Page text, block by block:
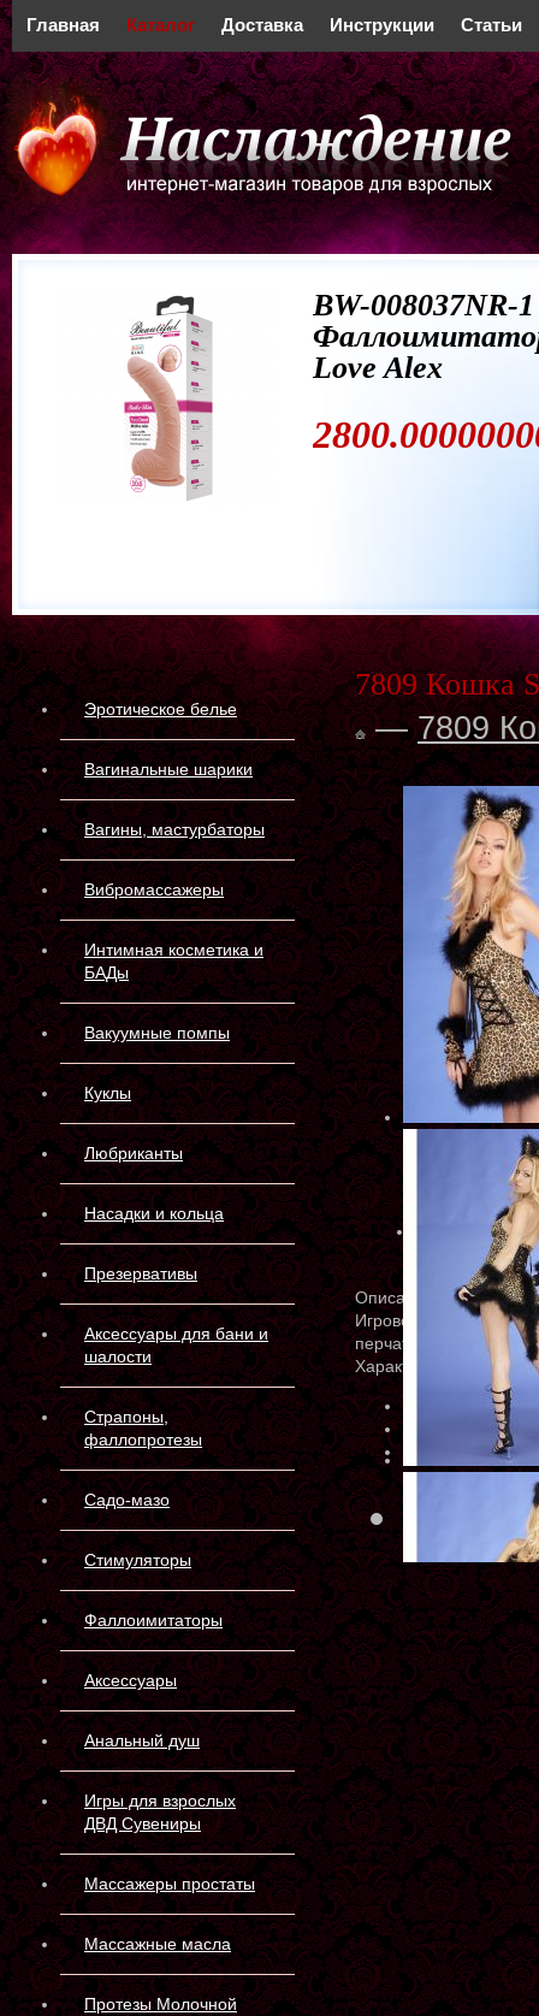
Главная Каталог Доставка Инструкции Статьи
BW-008037NR-1
Love Alex
Эротическое белье
Вагинальные шарики
Вагины, мастурбаторы
Вибромассажеры
Интимная косметика и
БАДы
Вакуумные помпы
Куклы
Любриканты
Насадки и кольца
Презервативы
Аксессуары для бани и
шалости
Страпоны,
фаллопротезы
Садо-мазо
Стимуляторы
Фаллоимитаторы
Аксессуары
Анальный душ
Игры для взрослых
ДВД Сувениры
Массажеры простаты
Массажные масла
Протезы Молочной
7809 Кошка S
—7809
Описание
Игровой костюм
перчатки
Характеристики
7809
Производитель:
70%